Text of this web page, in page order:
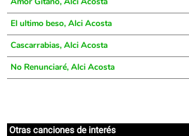
El ultimo beso, Alci Acosta
Cascarrabias, Alci Acosta
No Renunciaré, Alci Acosta
Otras canciones de interés